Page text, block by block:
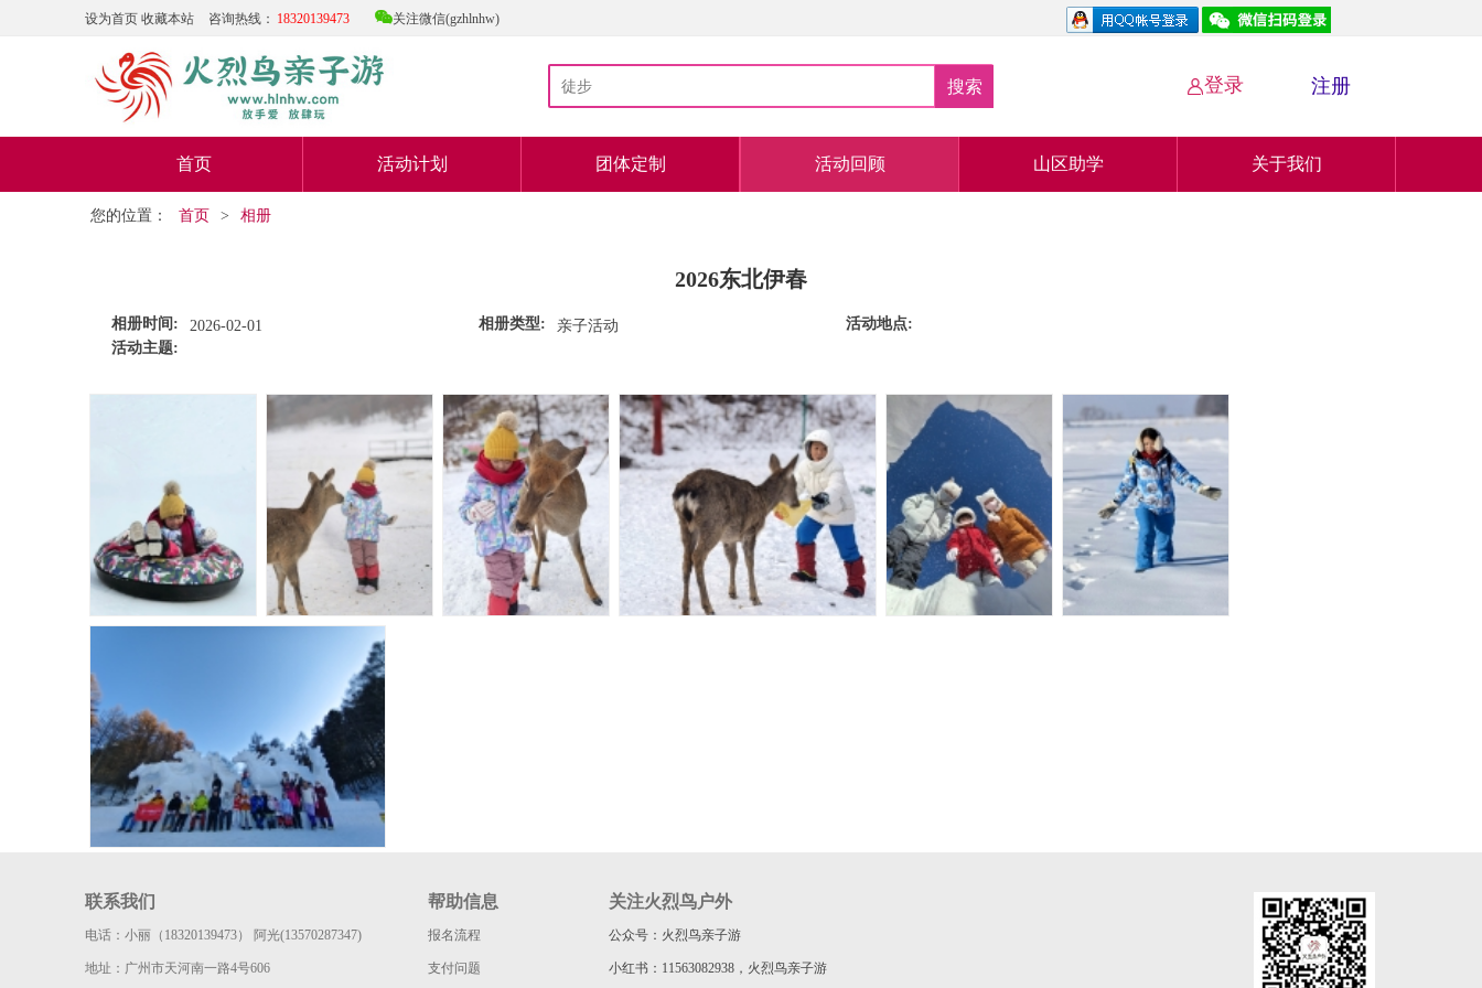
设为首页 收藏本站 咨询热线： 18320139473 关注微信(gzhlnhw)
搜索 登录 注册
首页 活动计划 团体定制 活动回顾 山区助学 关于我们
您的位置： 首页 > 相册
2026东北伊春
相册时间: 2026-02-01 相册类型: 亲子活动
活动地点:
活动主题:
联系我们
电话：小丽（18320139473） 阿光(13570287347)
地址：广州市天河南一路4号606
帮助信息
报名流程
支付问题
关注火烈鸟户外
公众号：火烈鸟亲子游
小红书：11563082938，火烈鸟亲子游